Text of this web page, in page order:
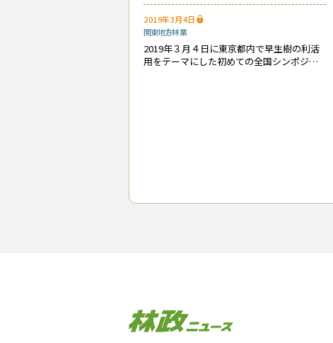
2019年3月4日
関東地方林業
2019年３月４日に東京都内で早生樹の利活
用をテーマにした初めての全国シンポジウ